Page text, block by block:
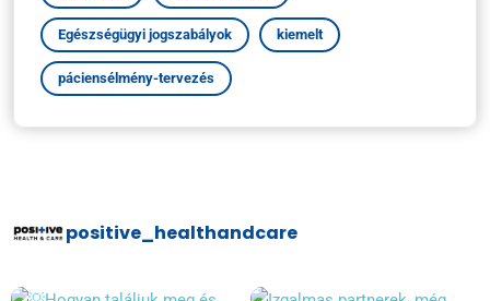
Egészségügyi jogszabályok kiemelt
páciensélmény-tervezés
positive_healthandcare